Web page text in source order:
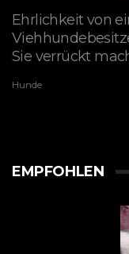
Ehrlichkeit von
Sie verrückt
Hunde
EMPFOHLEN